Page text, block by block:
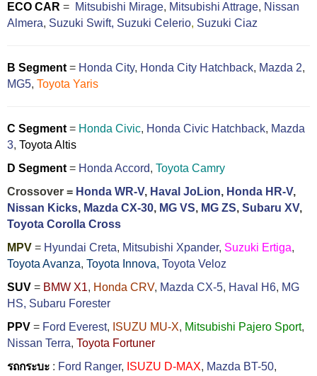
ECO CAR = Mitsubishi Mirage, Mitsubishi Attrage, Nissan
Almera, Suzuki Swift, Suzuki Celerio, Suzuki Ciaz
B Segment = Honda City, Honda City Hatchback, Mazda 2,
MG5, Toyota Yaris
C Segment = Honda Civic, Honda Civic Hatchback, Mazda
3, Toyota Altis
D Segment = Honda Accord, Toyota Camry
Crossover = Honda WR-V, Haval JoLion, Honda HR-V,
Nissan Kicks, Mazda CX-30, MG VS, MG ZS, Subaru XV,
Toyota Corolla Cross
MPV = Hyundai Creta, Mitsubishi Xpander, Suzuki Ertiga,
Toyota Avanza, Toyota Innova, Toyota Veloz
SUV = BMW X1, Honda CRV, Mazda CX-5, Haval H6, MG
HS, Subaru Forester
PPV = Ford Everest, ISUZU MU-X, Mitsubishi Pajero Sport,
Nissan Terra, Toyota Fortuner
รถกระบะ : Ford Ranger, ISUZU D-MAX, Mazda BT-50,